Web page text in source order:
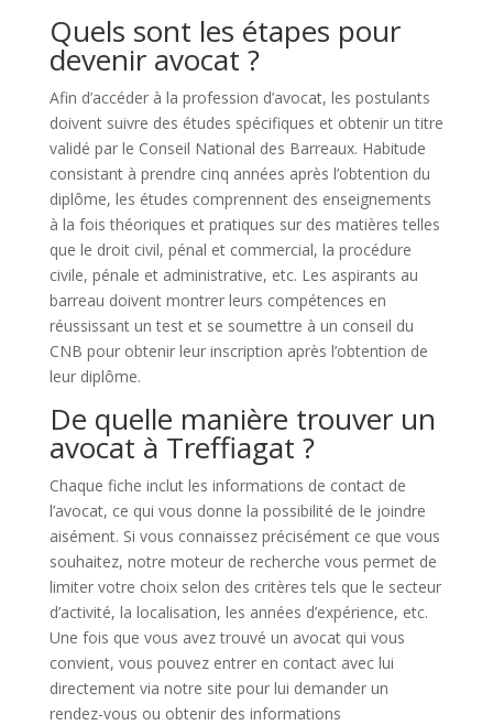
Quels sont les étapes pour
devenir avocat ?
Afin d’accéder à la profession d’avocat, les postulants
doivent suivre des études spécifiques et obtenir un titre
validé par le Conseil National des Barreaux. Habitude
consistant à prendre cinq années après l’obtention du
diplôme, les études comprennent des enseignements
à la fois théoriques et pratiques sur des matières telles
que le droit civil, pénal et commercial, la procédure
civile, pénale et administrative, etc. Les aspirants au
barreau doivent montrer leurs compétences en
réussissant un test et se soumettre à un conseil du
CNB pour obtenir leur inscription après l’obtention de
leur diplôme.
De quelle manière trouver un
avocat à Treffiagat ?
Chaque fiche inclut les informations de contact de
l’avocat, ce qui vous donne la possibilité de le joindre
aisément. Si vous connaissez précisément ce que vous
souhaitez, notre moteur de recherche vous permet de
limiter votre choix selon des critères tels que le secteur
d’activité, la localisation, les années d’expérience, etc.
Une fois que vous avez trouvé un avocat qui vous
convient, vous pouvez entrer en contact avec lui
directement via notre site pour lui demander un
rendez-vous ou obtenir des informations